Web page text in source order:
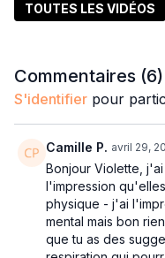
⚠️ A partir de la
Si vous n'êtes pas
acheter un ! 😉
Je vous remets le lien
TOUTES LES VIDÉOS
Commentaires (6)
S'identifier pour
Camille P. avril 29,
Bonjour Violette,
l'impression
physique - j'ai
mental mais bon
que tu as des